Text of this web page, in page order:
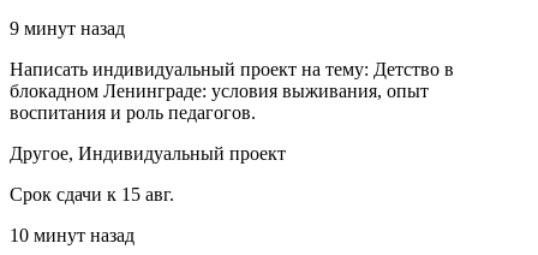
9 минут назад
Написать индивидуальный проект на тему: Детство в
блокадном Ленинграде: условия выживания, опыт
воспитания и роль педагогов.
Другое, Индивидуальный проект
Срок сдачи к 15 авг.
10 минут назад